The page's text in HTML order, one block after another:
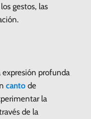
gestos, las
expresión profunda
canto de
la
de la